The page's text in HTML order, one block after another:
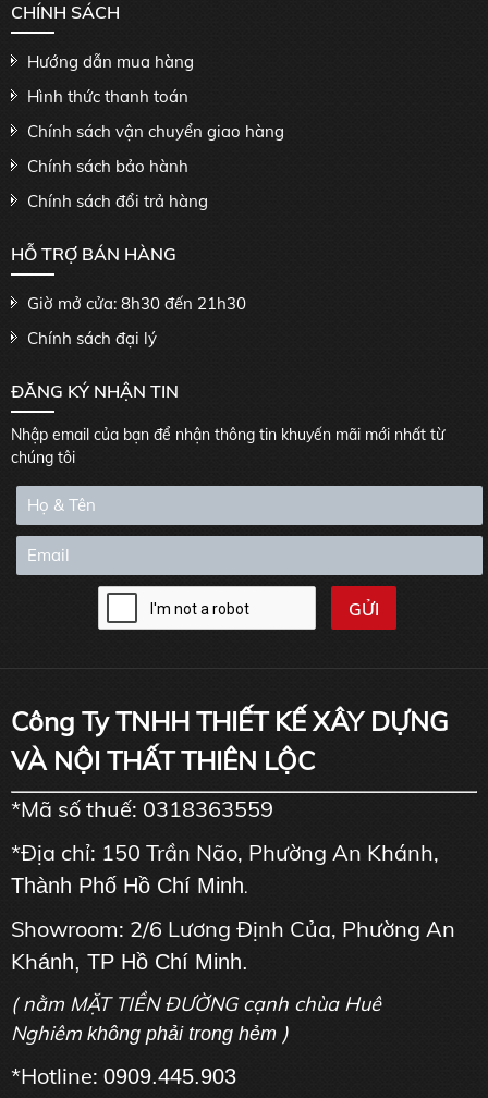
CHÍNH SÁCH
Hướng dẫn mua hàng
Hình thức thanh toán
Chính sách vận chuyển giao hàng
Chính sách bảo hành
Chính sách đổi trả hàng
HỖ TRỢ BÁN HÀNG
Giờ mở cửa: 8h30 đến 21h30
Chính sách đại lý
ĐĂNG KÝ NHẬN TIN
Nhập email của bạn để nhận thông tin khuyến mãi mới nhất từ
chúng tôi
Công Ty TNHH THIẾT KẾ XÂY DỰNG
VÀ NỘI THẤT THIÊN LỘC
*Mã số thuế: 0318363559
*Địa chỉ: 150 Trần Não, Phường An Khánh,
Thành Phố Hồ Chí Minh.
Showroom: 2/6 Lương Định Của, Phường An
Khánh, TP Hồ Chí Minh.
( nằm MẶT TIỀN ĐƯỜNG cạnh chùa Huê
Nghiêm không phải trong hẻm )
*Hotline: 0909.445.903